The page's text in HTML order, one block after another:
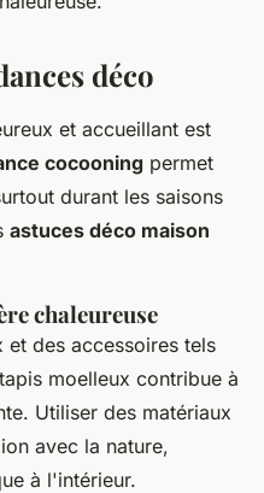
déco
et accueillant est
cocooning permet
durant les saisons
astuces déco maison
chaleureuse
des accessoires tels
moelleux contribue à
Utiliser des matériaux
avec la nature,
à l'intérieur.